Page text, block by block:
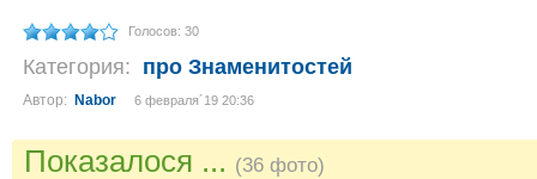
Голосов: 30
Категория: про Знаменитостей
Автор: Nabor 6 февраля´19 20:36
Показалося ... (36 фото)